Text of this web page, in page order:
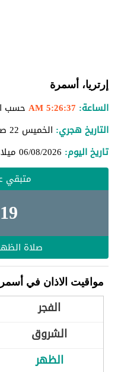
إرتريا، أسمرة
الساعة: 5:26:38 AM
حسب
التاريخ هجري: الخميس 22 صفر 1448 هجرية
تاريخ اليوم: 06/08/2026
متبقي
صلاة
مواقيت الاذان في